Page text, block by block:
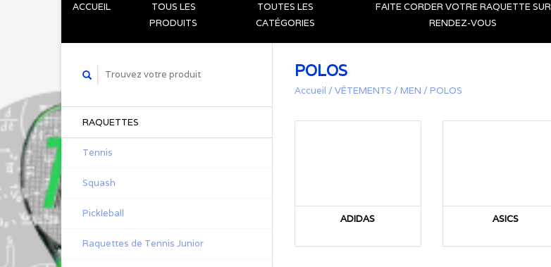
ACCUEIL
TOUS LES
PRODUITS
TOUTES LES
CATÉGORIES
FAITE CORDER VOTRE RAQUETTE SUR
RENDEZ-VOUS
RAQUETTES
Tennis
Squash
Pickleball
Raquettes de Tennis Junior
POLOS
Accueil / VÊTEMENTS / MEN / POLOS
ADIDAS ASICS